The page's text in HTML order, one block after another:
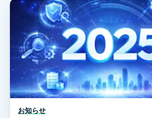
お知らせ